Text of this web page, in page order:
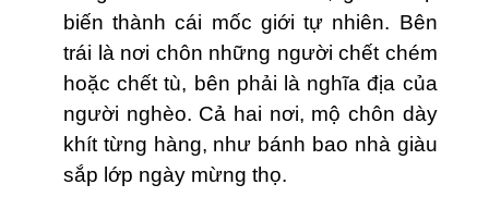
biến thành cái mốc giới tự nhiên. Bên
trái là nơi chôn những người chết chém
hoặc chết tù, bên phải là nghĩa địa của
người nghèo. Cả hai nơi, mộ chôn dày
khít từng hàng, như bánh bao nhà giàu
sắp lớp ngày mừng thọ.